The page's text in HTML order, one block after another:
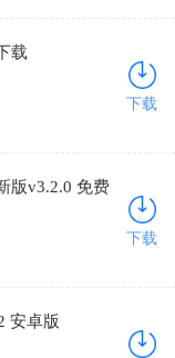
载
下载
版v3.2.0 免费
下载
安卓版